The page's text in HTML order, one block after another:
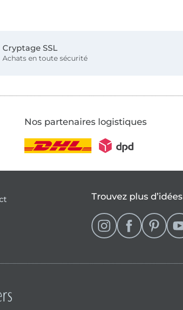
Cryptage SSL
Achats en toute sécurité
Nos partenaires logistiques
Trouvez plus d’idées